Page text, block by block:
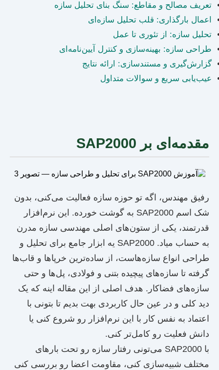
تعریف مصالح و مقاطع: سنگ بنای تحلیل سازه
اعمال بارگذاری: قلب تحلیل سازه‌ای
تحلیل سازه: از تئوری تا عمل
طراحی سازه: بهینه‌سازی و کنترل آیین‌نامه‌ای
گزارش‌گیری و مستندسازی: ارائه نتایج
عیب‌یابی سریع و سوالات متداول
مقدمه‌ای بر SAP2000
رفیق مهندس، اگه تو حوزه سازه فعالیت می‌کنی، بدون
شک اسم SAP2000 به گوشت خورده. این نرم‌افزار
قدرتمند، یکی از ستون‌های اصلی مهندسی سازه مدرن
به حساب میاد. SAP2000 یه ابزار جامع برای تحلیل و
طراحی انواع سازه‌هاست، از ساده‌ترین خرپاها و قاب‌ها
گرفته تا سازه‌های پیچیده بتنی و فولادی، پل‌ها و حتی
سازه‌های فضاکار. هدف اصلی از این مقاله اینه که یک
دید کلی و در عین حال کاربردی بهت بدیم تا بتونی با
اعتماد به نفس کار با این نرم‌افزار رو شروع کنی یا
دانش فعلیت رو کامل‌تر کنی.
با SAP2000 می‌تونی رفتار سازه رو تحت بارهای
مختلف شبیه‌سازی کنی، مقاومت اعضا رو بررسی کنی